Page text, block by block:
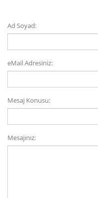
Ad Soyad:
eMail Adresiniz:
Mesaj Konusu:
Mesajınız: